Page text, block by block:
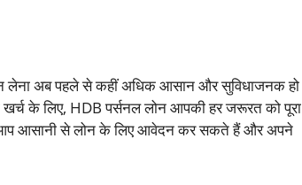
लेना अब पहले से कहीं अधिक आसान और सुविधाजनक हो
के लिए, HDB पर्सनल लोन आपकी हर जरूरत को पूरा
आप आसानी से लोन के लिए आवेदन कर सकते हैं और अपने